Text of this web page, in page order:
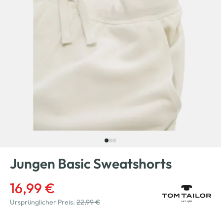
Jungen Basic Sweatshorts
16,99 €
Ursprünglicher Preis: 22,99 €